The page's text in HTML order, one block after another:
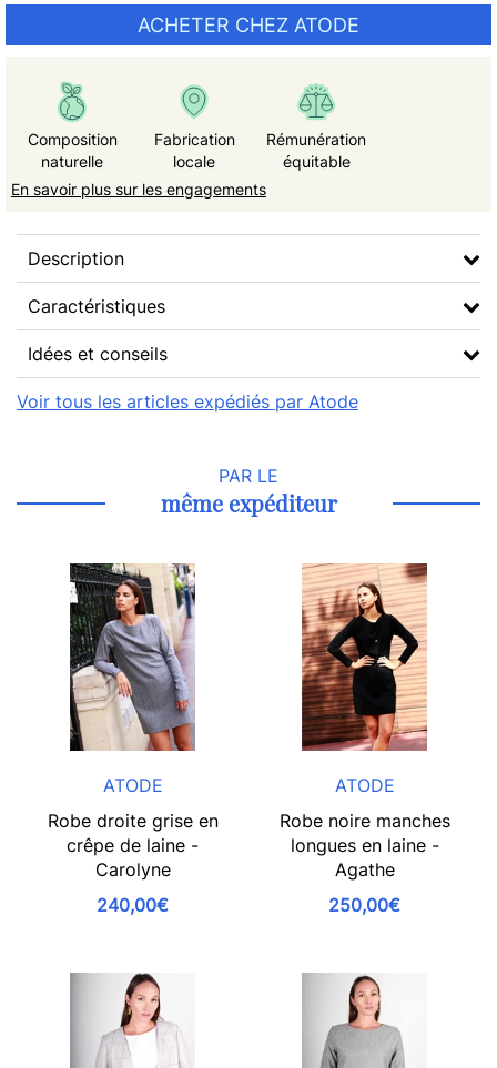
ACHETER CHEZ ATODE
Composition
naturelle
Fabrication
locale
Rémunération
équitable
En savoir plus sur les engagements
Description
Caractéristiques
Idées et conseils
Voir tous les articles expédiés par Atode
PAR LE
même expéditeur
ATODE
Robe droite grise en
crêpe de laine -
Carolyne
240,00€
ATODE
Robe noire manches
longues en laine -
Agathe
250,00€